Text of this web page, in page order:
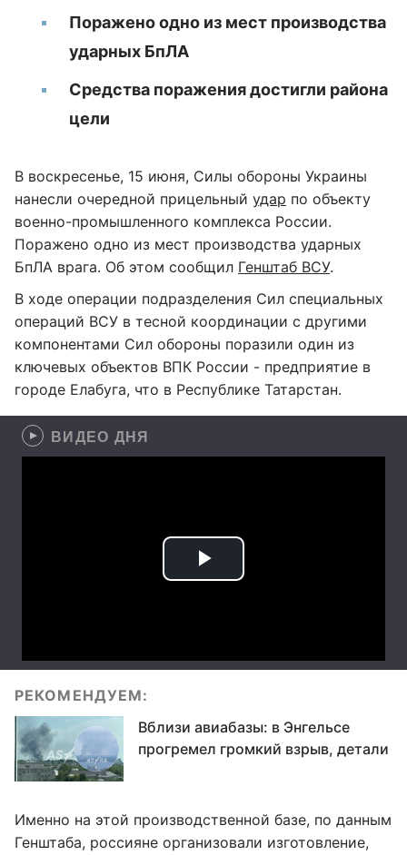
Поражено одно из мест производства
ударных БпЛА
Средства поражения достигли района
цели
В воскресенье, 15 июня, Силы обороны Украины
нанесли очередной прицельный удар по объекту
военно-промышленного комплекса России.
Поражено одно из мест производства ударных
БпЛА врага. Об этом сообщил Генштаб ВСУ.
В ходе операции подразделения Сил специальных
операций ВСУ в тесной координации с другими
компонентами Сил обороны поразили один из
ключевых объектов ВПК России - предприятие в
городе Елабуга, что в Республике Татарстан.
ВИДЕО ДНЯ
РЕКОМЕНДУЕМ:
Вблизи авиабазы: в Энгельсе
прогремел громкий взрыв, детали
Именно на этой производственной базе, по данным
Генштаба, россияне организовали изготовление,